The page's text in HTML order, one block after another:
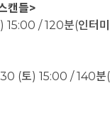
캔들>
15:00 / 120분(인터
(토) 15:00 / 140분